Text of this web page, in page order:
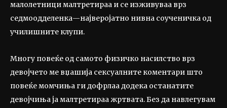
малолетници малтретираа и се изживуваа врз
седмоодделенка—најверојатно нивна соученичка од
училишните клупи.
Многу повеќе од самото физичко насилство врз
девојчето ме вџашија сексуалните коментари што
повеќе момчиња ги дофрлаа додека останатите
девојчиња ја малтретираа жртвата. Без да навлегувам